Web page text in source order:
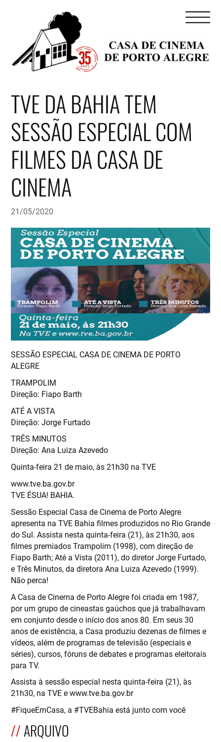
TVE DA BAHIA TEM
SESSÃO ESPECIAL COM
FILMES DA CASA DE
CINEMA
21/05/2020
SESSÃO ESPECIAL CASA DE CINEMA DE PORTO
ALEGRE
TRAMPOLIM
Direção: Fiapo Barth
ATÉ A VISTA
Direção: Jorge Furtado
TRÊS MINUTOS
Direção: Ana Luiza Azevedo
Quinta-feira 21 de maio, às 21h30 na TVE
www.tve.ba.gov.br
TVE ÉSUA! BAHIA.
Sessão Especial Casa de Cinema de Porto Alegre
apresenta na TVE Bahia filmes produzidos no Rio Grande
do Sul. Assista nesta quinta-feira (21), às 21h30, aos
filmes premiados Trampolim (1998), com direção de
Fiapo Barth; Até a Vista (2011), do diretor Jorge Furtado,
e Três Minutos, da diretora Ana Luiza Azevedo (1999).
Não perca!
A Casa de Cinema de Porto Alegre foi criada em 1987,
por um grupo de cineastas gaúchos que já trabalhavam
em conjunto desde o início dos anos 80. Em seus 30
anos de existência, a Casa produziu dezenas de filmes e
vídeos, além de programas de televisão (especiais e
séries), cursos, fóruns de debates e programas eleitorais
para TV.
Assista à sessão especial nesta quinta-feira (21), às
21h30, na TVE e www.tve.ba.gov.br
#FiqueEmCasa, a #TVEBahia está junto com você
ARQUIVO